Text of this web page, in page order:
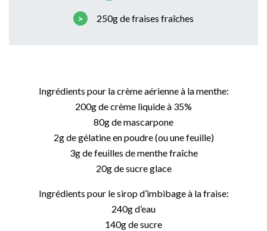
250g de fraises fraîches
Ingrédients pour la crème aérienne à la menthe:
200g de crème liquide à 35%
80g de mascarpone
2g de gélatine en poudre (ou une feuille)
3g de feuilles de menthe fraîche
20g de sucre glace
Ingrédients pour le sirop d’imbibage à la fraise:
240g d’eau
140g de sucre